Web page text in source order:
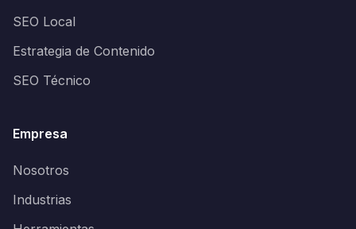
SEO Local
Estrategia de Contenido
SEO Técnico
Empresa
Nosotros
Industrias